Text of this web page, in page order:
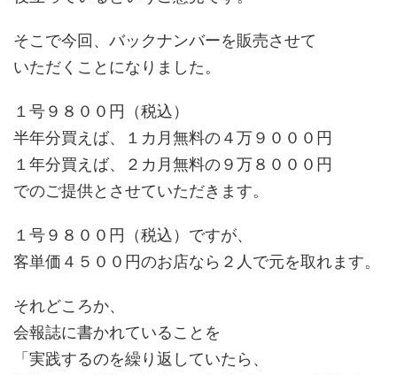
そこで今回、バックナンバーを販売させて
いただくことになりました。
１号９８００円（税込）
半年分買えば、１カ月無料の４万９０００円
１年分買えば、２カ月無料の９万８０００円
でのご提供とさせていただきます。
１号９８００円（税込）ですが、
客単価４５００円のお店なら２人で元を取れます。
それどころか、
会報誌に書かれていることを
「実践するのを繰り返していたら、